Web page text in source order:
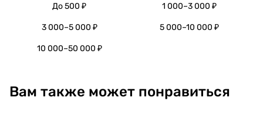
До 500 ₽
1 000–3 000 ₽
3 000–5 000 ₽ 5 000–10 000 ₽
10 000–50 000 ₽
Вам также может понравиться